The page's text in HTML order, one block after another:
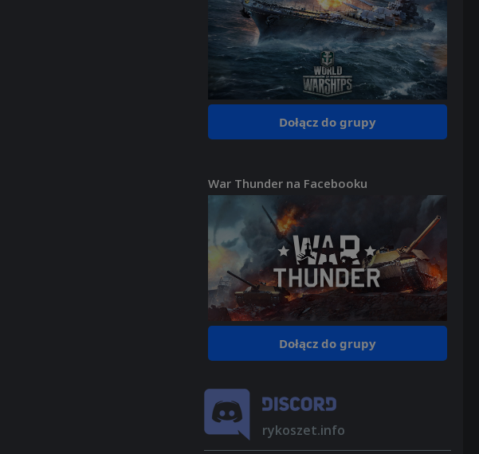
Dołącz do grupy
War Thunder na Facebooku
Dołącz do grupy
rykoszet.info